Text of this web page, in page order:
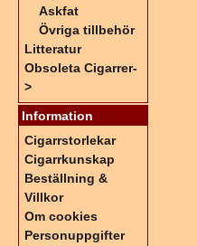
Askfat
Övriga tillbehör
Litteratur
Obsoleta Cigarrer-
>
Information
Cigarrstorlekar
Cigarrkunskap
Beställning &
Villkor
Om cookies
Personuppgifter